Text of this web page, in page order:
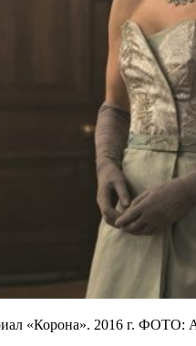
«Корона». 2016 г.